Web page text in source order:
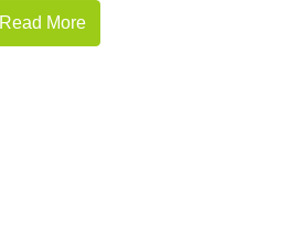
Read More